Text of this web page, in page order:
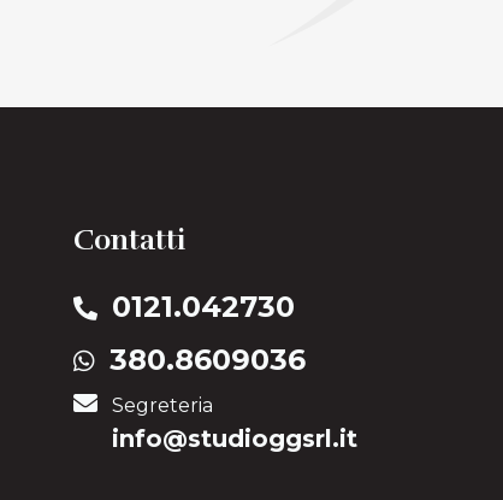
Contatti
0121.042730
380.8609036
Segreteria
info@​studioggsrl​.it